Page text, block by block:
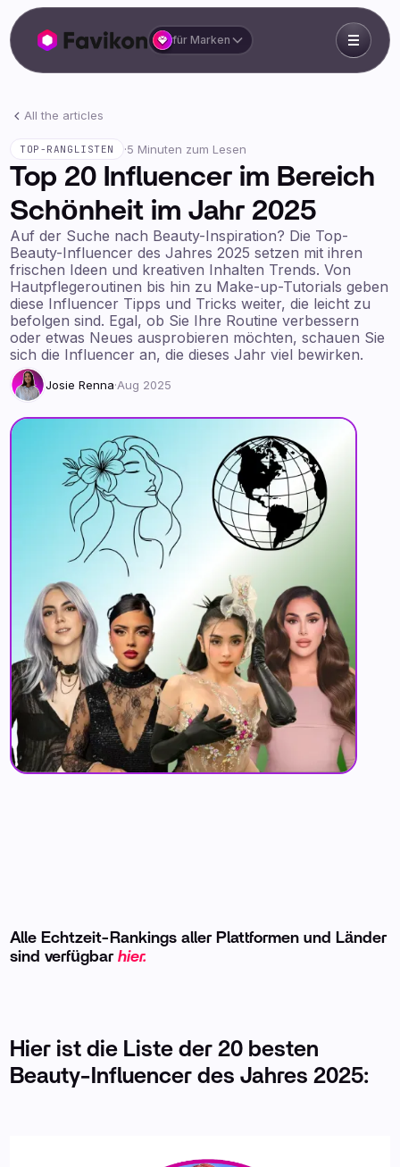
für Marken
All the articles
TOP-RANGLISTEN ·5 Minuten zum Lesen
Top 20 Influencer im Bereich
Schönheit im Jahr 2025
Auf der Suche nach Beauty-Inspiration? Die Top-
Beauty-Influencer des Jahres 2025 setzen mit ihren
frischen Ideen und kreativen Inhalten Trends. Von
Hautpflegeroutinen bis hin zu Make-up-Tutorials geben
diese Influencer Tipps und Tricks weiter, die leicht zu
befolgen sind. Egal, ob Sie Ihre Routine verbessern
oder etwas Neues ausprobieren möchten, schauen Sie
sich die Influencer an, die dieses Jahr viel bewirken.
Josie Renna·Aug 2025
Alle Echtzeit-Rankings aller Plattformen und Länder
sind verfügbar hier.
Hier ist die Liste der 20 besten
Beauty-Influencer des Jahres 2025: